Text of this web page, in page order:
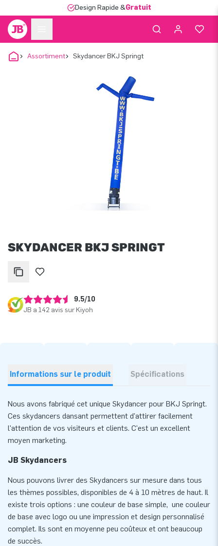
Design Rapide &Gratuit
Assortiment Skydancer BKJ Springt
SKYDANCER BKJ SPRINGT
9.5/10
JB a 142 avis sur Kiyoh
Informations sur le produit Spécifications
Nous avons fabriqué cet unique Skydancer pour BKJ Springt.
Ces skydancers dansant permettent d'attirer facilement
l'attention de vos visiteurs et clients. C'est un excellent
moyen marketing.
JB Skydancers
Nous pouvons livrer des Skydancers sur mesure dans tous
les thèmes possibles, disponibles de 4 à 10 mètres de haut. Il
existe trois options : une couleur de base simple, une couleur
de base avec logo ou une impression et design personnalisé
complet. Ils sont en moyenne peu coûteux et ont beaucoup
de succès.